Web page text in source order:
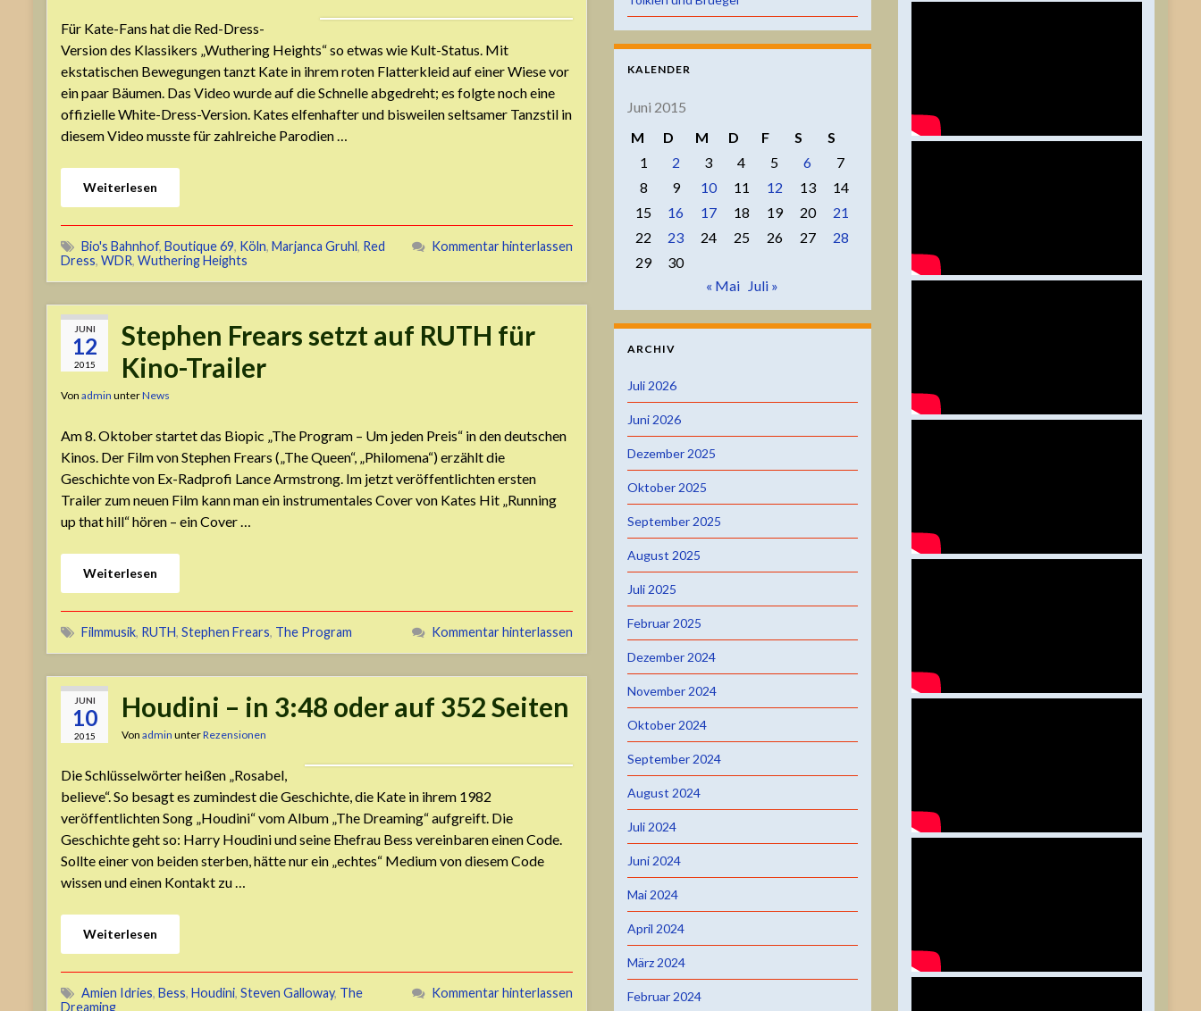
Für Kate-Fans hat die Red-Dress-
Version des Klassikers „Wuthering Heights“ so etwas wie Kult-Status. Mit
ekstatischen Bewegungen tanzt Kate in ihrem roten Flatterkleid auf einer Wiese vor
ein paar Bäumen. Das Video wurde auf die Schnelle abgedreht; es folgte noch eine
offizielle White-Dress-Version. Kates elfenhafter und bisweilen seltsamer Tanzstil in
diesem Video musste für zahlreiche Parodien …
Weiterlesen
Bio's Bahnhof, Boutique 69, Köln, Marjanca Gruhl, Red
Dress, WDR, Wuthering Heights
Kommentar hinterlassen
JUNI
12
2015
Stephen Frears setzt auf RUTH für
Kino-Trailer
Von admin unterNews
Am 8. Oktober startet das Biopic „The Program – Um jeden Preis“ in den deutschen
Kinos. Der Film von Stephen Frears („The Queen“, „Philomena“) erzählt die
Geschichte von Ex-Radprofi Lance Armstrong. Im jetzt veröffentlichten ersten
Trailer zum neuen Film kann man ein instrumentales Cover von Kates Hit „Running
up that hill“ hören – ein Cover …
Weiterlesen
Filmmusik, RUTH, Stephen Frears, The Program Kommentar hinterlassen
JUNI
10
2015
Houdini – in 3:48 oder auf 352 Seiten
Von admin unterRezensionen
Die Schlüsselwörter heißen „Rosabel,
believe“. So besagt es zumindest die Geschichte, die Kate in ihrem 1982
veröffentlichten Song „Houdini“ vom Album „The Dreaming“ aufgreift. Die
Geschichte geht so: Harry Houdini und seine Ehefrau Bess vereinbaren einen Code.
Sollte einer von beiden sterben, hätte nur ein „echtes“ Medium von diesem Code
wissen und einen Kontakt zu …
Weiterlesen
Amien Idries, Bess, Houdini, Steven Galloway, The
Dreaming
Kommentar hinterlassen
KALENDER
Juni 2015
M
D M D F S
S
1
2 3 4 5 6
7
8
9 10 11 12 13
14
15
16 17 18 19 20
21
22
23 24 25 26 27
28
29
30
« Mai Juli »
ARCHIV
Juli 2026
Juni 2026
Dezember 2025
Oktober 2025
September 2025
August 2025
Juli 2025
Februar 2025
Dezember 2024
November 2024
Oktober 2024
September 2024
August 2024
Juli 2024
Juni 2024
Mai 2024
April 2024
März 2024
Februar 2024